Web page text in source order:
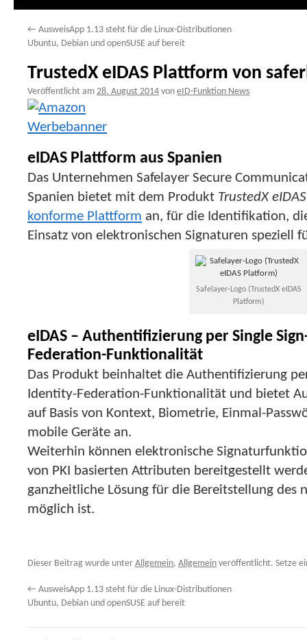
← AusweisApp 1.13 steht für die Linux-Distributionen
Ubuntu, Debian und openSUSE auf bereit
TrustedX eIDAS Plattform von
Veröffentlicht am 28. August 2014 von eID-Funktion News
eIDAS Plattform aus Spanien
Das Unternehmen Safelayer Secure
Spanien bietet mit dem Produkt TrustedX
konforme Plattform an, für die Identifikation,
Einsatz von elektronischen Signaturen speziell
Safelayer-Logo (TrustedX eIDAS
Platform)
eIDAS – Authentifizierung per Single
Federation-Funktionalität
Das Produkt beinhaltet die Authentifizierung
Identity-Federation-Funktionalität und bietet
auf Basis von Kontext, Biometrie, Einmal-
mobile Geräte an.
Weiterhin können elektronische
von PKI basierten Attributen bereitgestellt
ganzheitliche Lösung für die Bereitstellung des
möglich ist.
Dieser Beitrag wurde unter Allgemein, Allgemein veröffentlicht. Setze
← AusweisApp 1.13 steht für die Linux-Distributionen
Ubuntu, Debian und openSUSE auf bereit